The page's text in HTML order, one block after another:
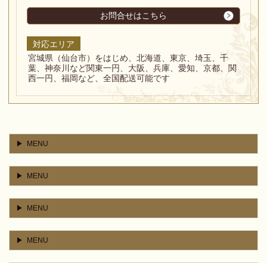
お問合せはこちら
対応エリア
宮城県（仙台市）をはじめ、北海道、東京、埼玉、千
葉、神奈川など関東一円、大阪、兵庫、愛知、京都、関
西一円、福岡など、全国配送可能です
MENU
MENU
MENU
MENU